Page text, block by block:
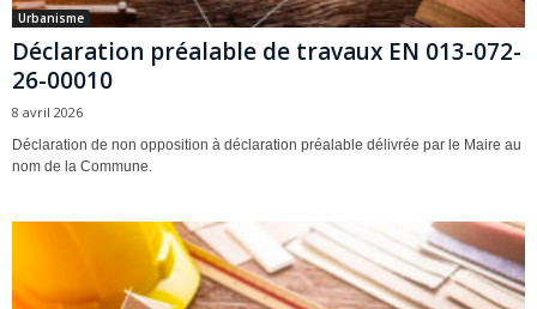
Urbanisme
Déclaration préalable de travaux EN 013-072-
26-00010
8 avril 2026
Déclaration de non opposition à déclaration préalable délivrée par le Maire au
nom de la Commune.